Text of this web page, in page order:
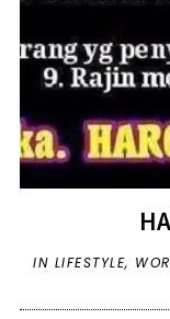
IN LIFESTYLE,